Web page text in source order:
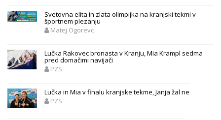
Svetovna elita in zlata olimpijka na kranjski tekmi v
športnem plezanju
Matej Ogorevc
Lučka Rakovec bronasta v Kranju, Mia Krampl sedma
pred domačimi navijači
PZS
Lučka in Mia v finalu kranjske tekme, Janja žal ne
PZS